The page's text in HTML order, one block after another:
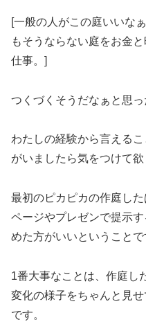
[一般の人がこの庭いいな
もそうならない庭をお金
仕事。]
つくづくそうだなぁと思っ
わたしの経験から言える
がいましたら気をつけて欲
最初のピカピカの作庭し
ページやプレゼンで提示
めた方がいいということで
1番大事なことは、作庭し
変化の様子をちゃんと見
です。